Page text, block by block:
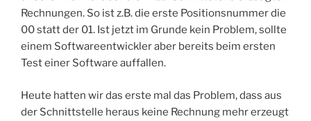
Rechnungen. So ist z.B. die erste Positionsnummer die
00 statt der 01. Ist jetzt im Grunde kein Problem, sollte
einem Softwareentwickler aber bereits beim ersten
Test einer Software auffallen.
Heute hatten wir das erste mal das Problem, dass aus
der Schnittstelle heraus keine Rechnung mehr erzeugt